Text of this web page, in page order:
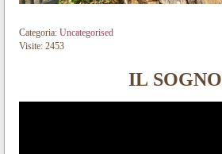
Categoria: Uncategorised
Visite: 2453
IL SOGNO